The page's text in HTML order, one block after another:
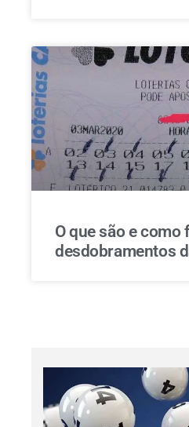
O que são e como
desdobramentos